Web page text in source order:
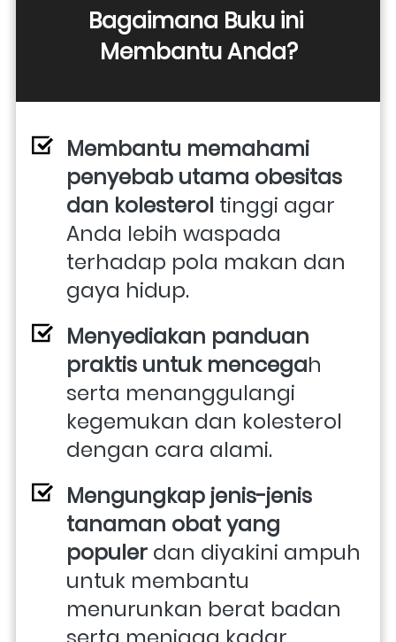
Bagaimana Buku ini
Membantu Anda?
Membantu memahami
penyebab utama obesitas
dan kolesterol tinggi agar
Anda lebih waspada
terhadap pola makan dan
gaya hidup.
Menyediakan panduan
praktis untuk mencegah
serta menanggulangi
kegemukan dan kolesterol
dengan cara alami.
Mengungkap jenis-jenis
tanaman obat yang
populer dan diyakini ampuh
untuk membantu
menurunkan berat badan